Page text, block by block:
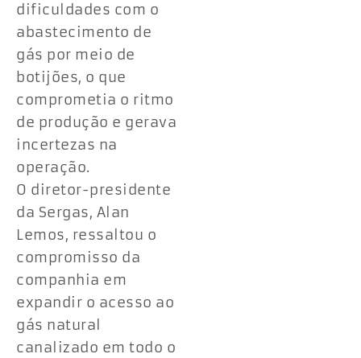
dificuldades com o
abastecimento de
gás por meio de
botijões, o que
comprometia o ritmo
de produção e gerava
incertezas na
operação.
O diretor-presidente
da Sergas, Alan
Lemos, ressaltou o
compromisso da
companhia em
expandir o acesso ao
gás natural
canalizado em todo o